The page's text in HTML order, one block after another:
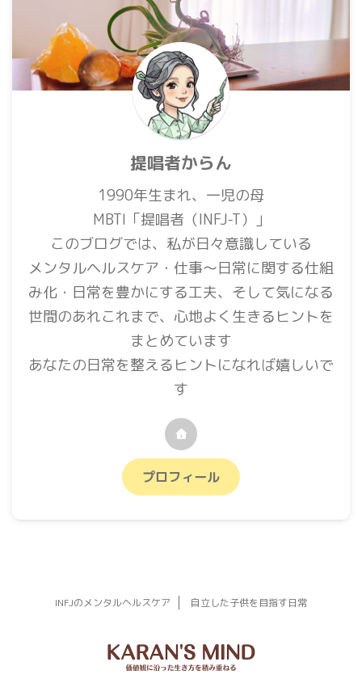
提唱者からん
1990年生まれ、一児の母
MBTI「提唱者（INFJ-T）」
このブログでは、私が日々意識している
メンタルヘルスケア・仕事〜日常に関する仕組
み化・日常を豊かにする工夫、そして気になる
世間のあれこれまで、心地よく生きるヒントを
まとめています
あなたの日常を整えるヒントになれば嬉しいで
す
プロフィール
INFJのメンタルヘルスケア 自立した子供を目指す日常